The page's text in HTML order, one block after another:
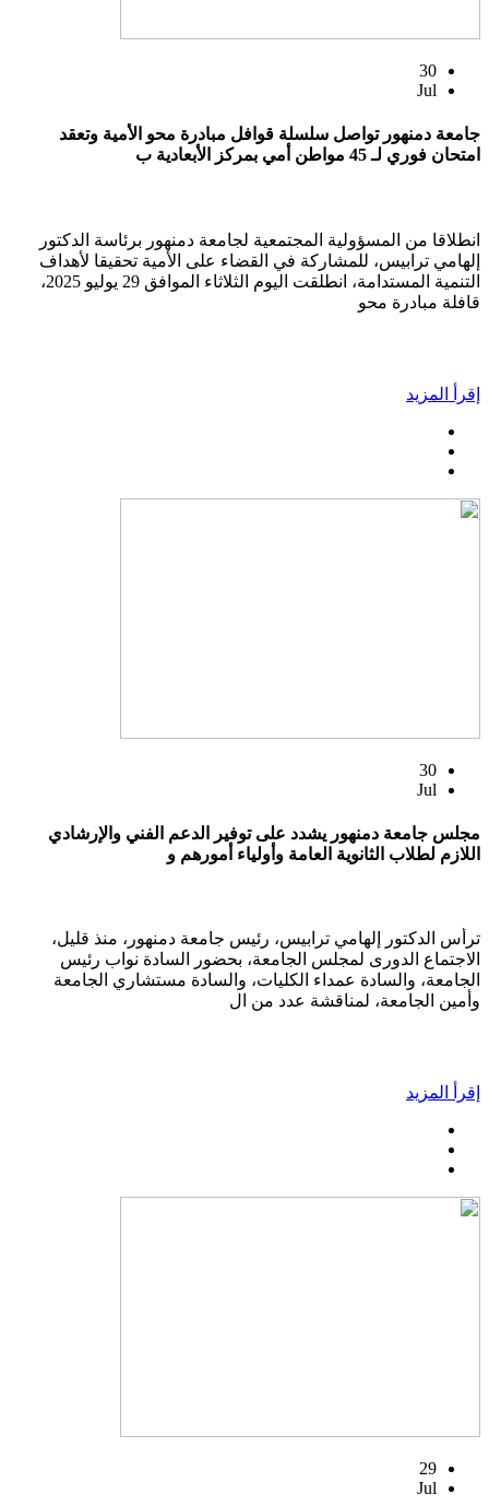
30
Jul
جامعة دمنهور تواصل سلسلة قوافل مبادرة محو الأمية وتعقد
امتحان فوري لـ 45 مواطن أمي بمركز الأبعادية ب
انطلاقا من المسؤولية المجتمعية لجامعة دمنهور برئاسة الدكتور
إلهامي ترابيس، للمشاركة في القضاء على الأمية تحقيقا لأهداف
التنمية المستدامة، انطلقت اليوم الثلاثاء الموافق 29 يوليو 2025،
قافلة مبادرة محو
إقرأ المزيد
30
Jul
مجلس جامعة دمنهور يشدد على توفير الدعم الفني والإرشادي
اللازم لطلاب الثانوية العامة وأولياء أمورهم و
ترأس الدكتور إلهامي ترابيس، رئيس جامعة دمنهور، منذ قليل،
الاجتماع الدورى لمجلس الجامعة، بحضور السادة نواب رئيس
الجامعة، والسادة عمداء الكليات، والسادة مستشاري الجامعة
وأمين الجامعة، لمناقشة عدد من ال
إقرأ المزيد
29
Jul